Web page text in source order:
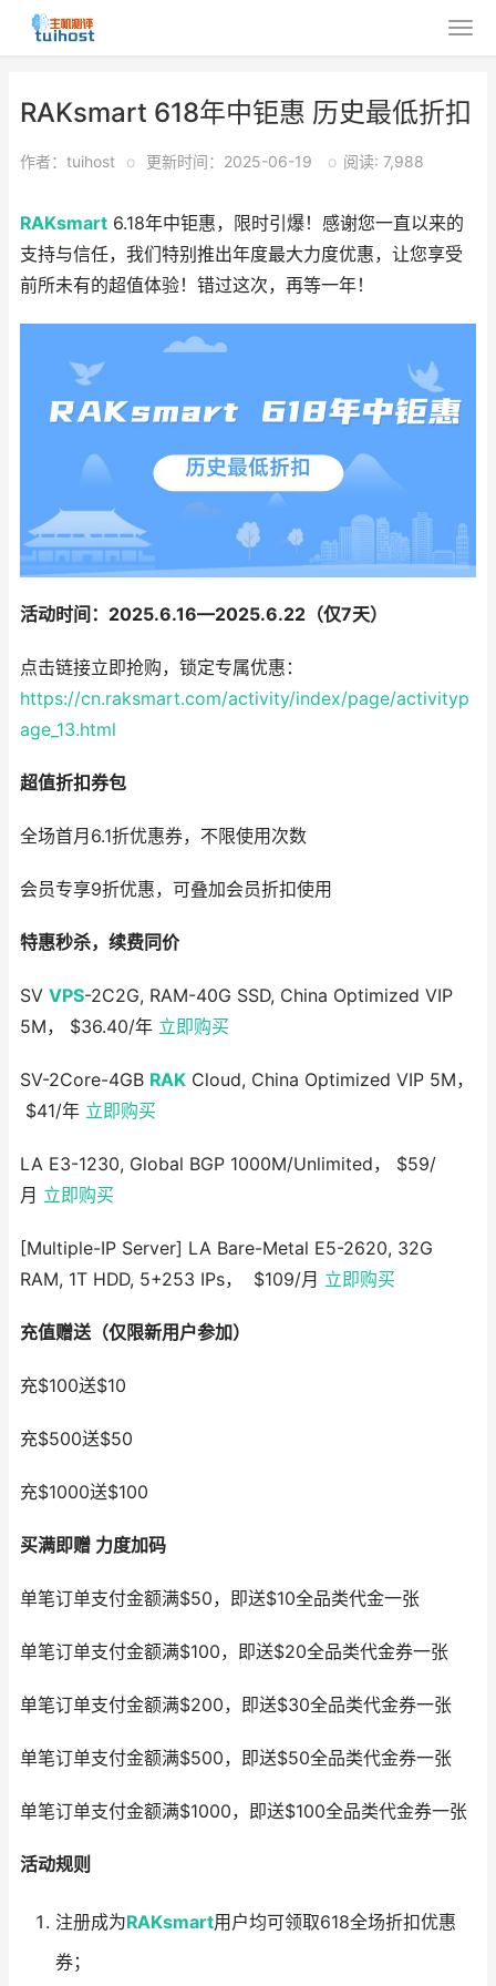
RAKsmart 618年中钜惠 历史最低折扣
作者：tuihost o 更新时间：2025-06-19 o 阅读: 7,988
RAKsmart 6.18年中钜惠，限时引爆！感谢您一直以来的
支持与信任，我们特别推出年度最大力度优惠，让您享受
前所未有的超值体验！错过这次，再等一年！
活动时间：2025.6.16—2025.6.22（仅7天）
点击链接立即抢购，锁定专属优惠：
https://cn.raksmart.com/activity/index/page/activityp
age_13.html
超值折扣券包
全场首月6.1折优惠券，不限使用次数
会员专享9折优惠，可叠加会员折扣使用
特惠秒杀，续费同价
SV VPS-2C2G, RAM-40G SSD, China Optimized VIP
5M， $36.40/年 立即购买
SV-2Core-4GB RAK Cloud, China Optimized VIP 5M，
$41/年 立即购买
LA E3-1230, Global BGP 1000M/Unlimited， $59/
月 立即购买
[Multiple-IP Server] LA Bare-Metal E5-2620, 32G
RAM, 1T HDD, 5+253 IPs， $109/月 立即购买
充值赠送（仅限新用户参加）
充$100送$10
充$500送$50
充$1000送$100
买满即赠 力度加码
单笔订单支付金额满$50，即送$10全品类代金一张
单笔订单支付金额满$100，即送$20全品类代金券一张
单笔订单支付金额满$200，即送$30全品类代金券一张
单笔订单支付金额满$500，即送$50全品类代金券一张
单笔订单支付金额满$1000，即送$100全品类代金券一张
活动规则
注册成为RAKsmart用户均可领取618全场折扣优惠
券；